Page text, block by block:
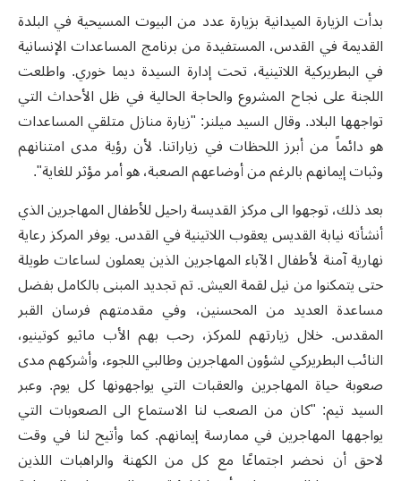
بدأت الزيارة الميدانية بزيارة عدد من البيوت المسيحية في البلدة
القديمة في القدس، المستفيدة من برنامج المساعدات الإنسانية
في البطريركية اللاتينية، تحت إدارة السيدة ديما خوري. واطلعت
اللجنة على نجاح المشروع والحاجة الحالية في ظل الأحداث التي
تواجهها البلاد. وقال السيد ميلنر: "زيارة منازل متلقي المساعدات
هو دائماً من أبرز اللحظات في زياراتنا. لأن رؤية مدى امتنانهم
وثبات إيمانهم بالرغم من أوضاعهم الصعبة، هو أمر مؤثر للغاية".
بعد ذلك، توجهوا الى مركز القديسة راحيل للأطفال المهاجرين الذي
أنشأته نيابة القديس يعقوب اللاتينية في القدس. يوفر المركز رعاية
نهارية آمنة لأطفال الآباء المهاجرين الذين يعملون لساعات طويلة
حتى يتمكنوا من نيل لقمة العيش. تم تجديد المبنى بالكامل بفضل
مساعدة العديد من المحسنين، وفي مقدمتهم فرسان القبر
المقدس. خلال زيارتهم للمركز، رحب بهم الأب ماثيو كوتينيو،
النائب البطريركي لشؤون المهاجرين وطالبي اللجوء، وأشركهم مدى
صعوبة حياة المهاجرين والعقبات التي يواجهونها كل يوم. وعبر
السيد تيم: "كان من الصعب لنا الاستماع الى الصعوبات التي
يواجهها المهاجرين في ممارسة إيمانهم. كما وأتيح لنا في وقت
لاحق أن نحضر اجتماعًا مع كل من الكهنة والراهبات اللذين